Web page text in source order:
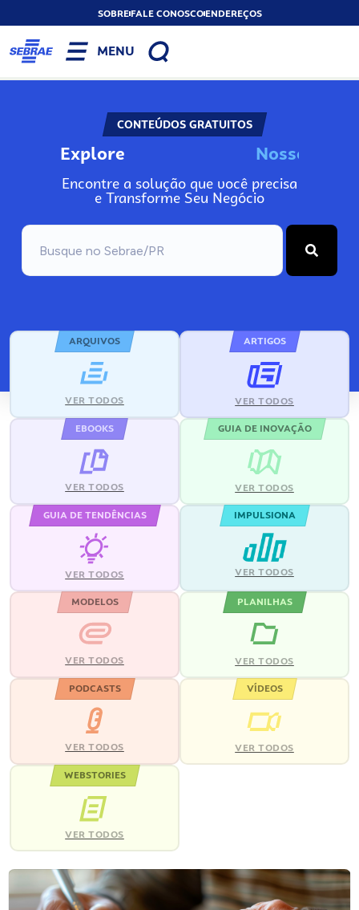
SOBREFALE CONOSCOENDEREÇOS
MENU
CONTEÚDOS GRATUITOS
Explore No
Encontre a solução que você precisa
e Transforme Seu Negócio
ARQUIVOS
VER TODOS
ARTIGOS
VER TODOS
EBOOKS
VER TODOS
GUIA DE INOVAÇÃO
VER TODOS
GUIA DE TENDÊNCIAS
VER TODOS
IMPULSIONA
VER TODOS
MODELOS
VER TODOS
PLANILHAS
VER TODOS
PODCASTS
VER TODOS
VÍDEOS
VER TODOS
WEBSTORIES
VER TODOS